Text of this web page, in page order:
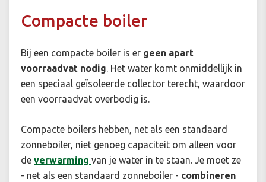
Compacte boiler
Bij een compacte boiler is er geen apart
voorraadvat nodig. Het water komt onmiddellijk in
een speciaal geïsoleerde collector terecht, waardoor
een voorraadvat overbodig is.
Compacte boilers hebben, net als een standaard
zonneboiler, niet genoeg capaciteit om alleen voor
de verwarming van je water in te staan. Je moet ze
- net als een standaard zonneboiler - combineren